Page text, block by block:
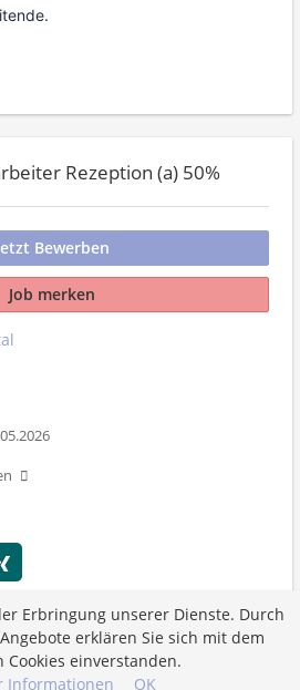
Rezeption (a) 50%
Bewerben
Job merken
Erbringung unserer Dienste. Durch
erklären Sie sich mit dem
Cookies einverstanden.
Informationen
OK